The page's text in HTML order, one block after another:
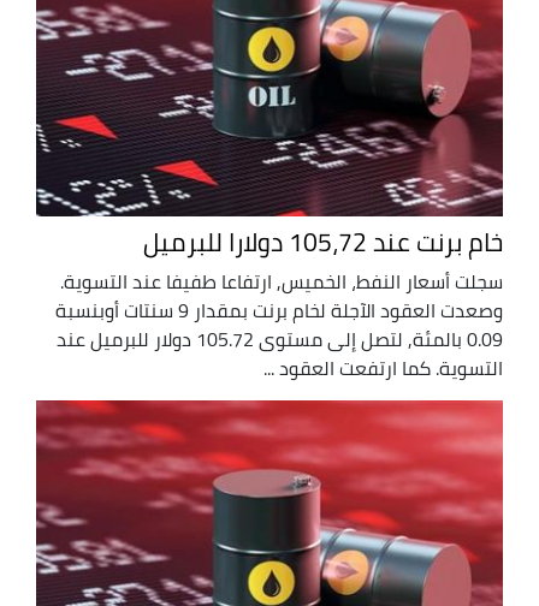
خام برنت عند 105،72 دولارا للبرميل
سجلت أسعار النفط، الخميس, ارتفاعا طفيفا عند التسوية.
وصعدت العقود الآجلة لخام برنت بمقدار 9 سنتات أوبنسبة
0.09 بالمئة, لتصل إلى مستوى 105.72 دولار للبرميل عند
التسوية. كما ارتفعت العقود ...